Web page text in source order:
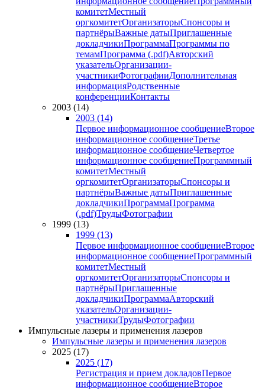
комитетМестный
оргкомитетОрганизаторыСпонсоры и
партнёрыВажные датыПриглашенные
докладчикиПрограммаПрограммы по
темамПрограмма (.pdf)Авторский
указательОрганизации-
участникиФотографииДополнительная
информацияРодственные
конференцииКонтакты
2003 (14)
2003 (14)
Первое информационное сообщениеВторое
информационное сообщениеТретье
информационное сообщениеЧетвертое
информационное сообщениеПрограммный
комитетМестный
оргкомитетОрганизаторыСпонсоры и
партнёрыВажные датыПриглашенные
докладчикиПрограммаПрограмма
(.pdf)ТрудыФотографии
1999 (13)
1999 (13)
Первое информационное сообщениеВторое
информационное сообщениеПрограммный
комитетМестный
оргкомитетОрганизаторыСпонсоры и
партнёрыПриглашенные
докладчикиПрограммаАвторский
указательОрганизации-
участникиТрудыФотографии
Импульсные лазеры и применения лазеров
Импульсные лазеры и применения лазеров
2025 (17)
2025 (17)
Регистрация и прием докладовПервое
информационное сообщениеВторое